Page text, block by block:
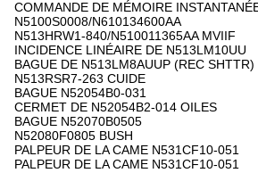
COMMANDE DE MÉMOIRE
N5100S0008/N610134600AA
N513HRW1-840/N510011365AA MVIIF
INCIDENCE LINÉAIRE DE N513LM10UU
BAGUE DE N513LM8AUUP (REC SHTTR)
N513RSR7-263 CUIDE
BAGUE N52054B0-031
CERMET DE N52054B2-014 OILES
BAGUE N52070B0505
N52080F0805 BUSH
PALPEUR DE LA CAME N531CF10-051
PALPEUR DE LA CAME N531CF10-051